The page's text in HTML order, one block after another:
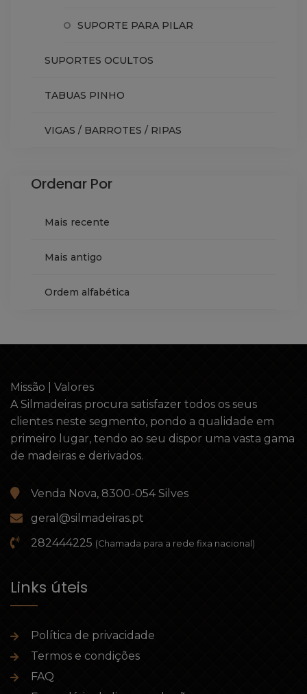
SUPORTE PARA PILAR
SUPORTES OCULTOS
TABUAS PINHO
VIGAS / BARROTES / RIPAS
Ordenar Por
Mais recente
Mais antigo
Ordem alfabética
Missão | Valores
A Silmadeiras procura satisfazer todos os seus
clientes neste segmento, pondo a qualidade em
primeiro lugar, tendo ao seu dispor uma vasta gama
de madeiras e derivados.
Venda Nova, 8300-054 Silves
geral@silmadeiras.pt
282444225 (Chamada para a rede fixa nacional)
Links úteis
Política de privacidade
Termos e condições
FAQ